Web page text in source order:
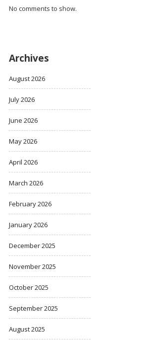
No comments to show.
Archives
August 2026
July 2026
June 2026
May 2026
April 2026
March 2026
February 2026
January 2026
December 2025
November 2025
October 2025
September 2025
August 2025